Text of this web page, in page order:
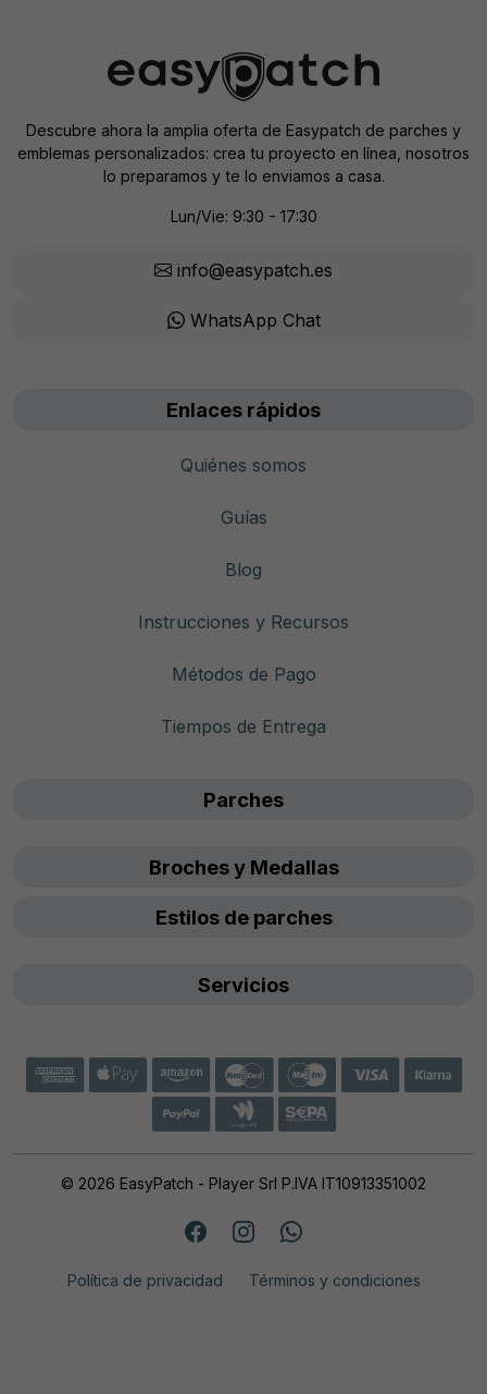
Descubre ahora la amplia oferta de Easypatch de parches y
emblemas personalizados: crea tu proyecto en línea, nosotros
lo preparamos y te lo enviamos a casa.
Lun/Vie: 9:30 - 17:30
info@easypatch.es
WhatsApp Chat
Enlaces rápidos
Quiénes somos
Guías
Blog
Instrucciones y Recursos
Métodos de Pago
Tiempos de Entrega
Parches
Broches y Medallas
Estilos de parches
Servicios
© 2026 EasyPatch - Player Srl P.IVA IT10913351002
Política de privacidad Términos y condiciones